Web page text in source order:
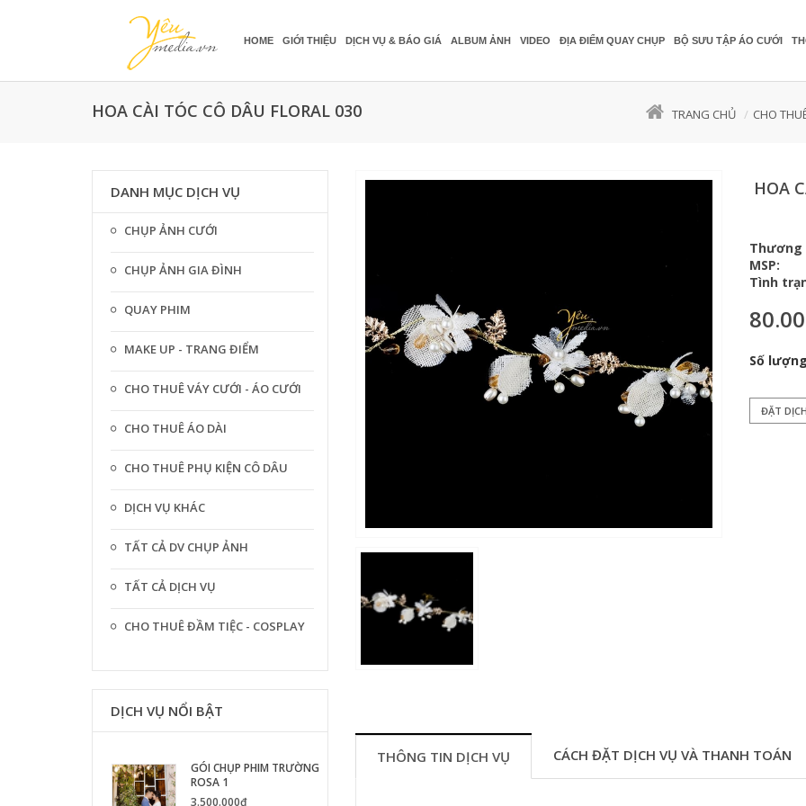
HOME GIỚI THIỆU DỊCH VỤ & BÁO GIÁ ALBUM ẢNH VIDEO ĐỊA ĐIỂM QUAY CHỤP BỘ SƯU TẬP ÁO CƯỚI
HOA CÀI TÓC CÔ DÂU FLORAL 030 TRANG CHỦ CHO
DANH MỤC DỊCH VỤ
CHỤP ẢNH CƯỚI
CHỤP ẢNH GIA ĐÌNH
QUAY PHIM
MAKE UP - TRANG ĐIỂM
CHO THUÊ VÁY CƯỚI - ÁO CƯỚI
CHO THUÊ ÁO DÀI
CHO THUÊ PHỤ KIỆN CÔ DÂU
DỊCH VỤ KHÁC
TẤT CẢ DV CHỤP ẢNH
TẤT CẢ DỊCH VỤ
CHO THUÊ ĐẦM TIỆC - COSPLAY
DỊCH VỤ NỔI BẬT
GÓI CHỤP PHIM TRƯỜNG
ROSA 1
3.500.000₫
HOA
Thương
MSP:
Tình
Số
ĐẶT
THÔNG TIN DỊCH VỤ CÁCH ĐẶT DỊCH VỤ VÀ THANH TOÁN